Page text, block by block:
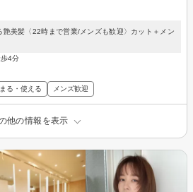
美髪〈22時まで営業/メンズも歓迎〉カット＋メン
4分
る・使える メンズ歓迎
他の情報を表示